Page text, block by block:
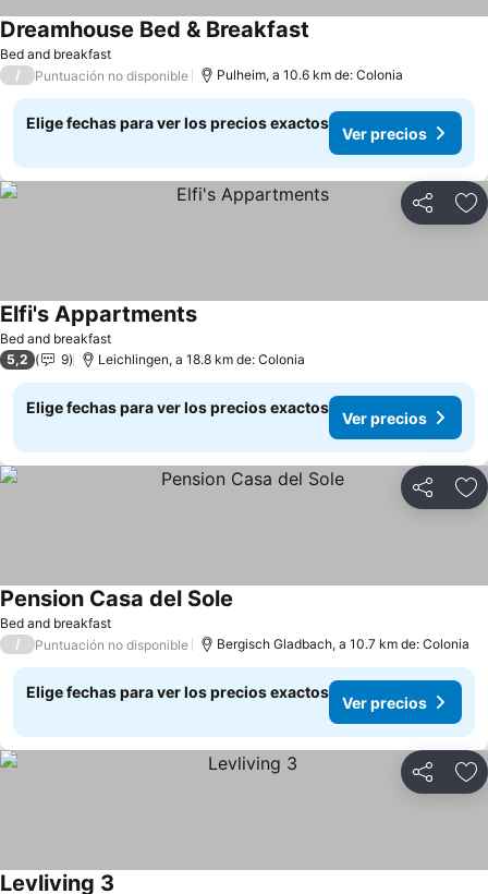
Bed and breakfast
Dreamhouse Bed & Breakfast
/ Puntuación no disponible Pulheim, a 10.6 km de: Colonia
Elige fechas para ver los precios exactos
Ver precios
Compartir
Bed and breakfast
Elfi's AppartmentsVer precios
5,2 9 Leichlingen, a 18.8 km de: Colonia
Elige fechas para ver los precios exactos
Ver precios
Compartir
Bed and breakfast
Pension Casa del Sole
/ Puntuación no disponible Bergisch Gladbach, a 10.7 km de: Colonia
Elige fechas para ver los precios exactos
Ver precios
Compartir
Levliving 3